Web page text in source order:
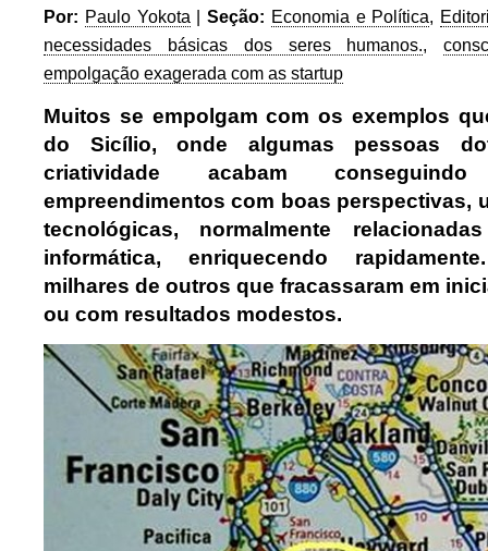
Por: Paulo Yokota |Seção: Economia e Política,
necessidades básicas dos seres humanos.,
empolgação exagerada com as startup
Muitos se empolgam com os exemplos
do Sicílio, onde algumas pessoas
criatividade acabam
empreendimentos com boas perspectivas,
tecnológicas, normalmente
informática, enriquecendo
milhares de outros que fracassaram em
ou com resultados modestos.